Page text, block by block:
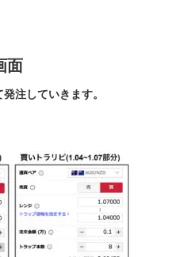
面
注していきます。